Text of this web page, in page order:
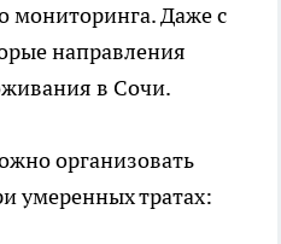
мониторинга. Даже с
направления
в Сочи.
организовать
умеренных тратах: